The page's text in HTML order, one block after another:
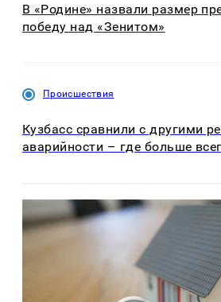
В «Родине» назвали размер
победу над «Зенитом»
Происшествия
Кузбасс сравнили с другими
аварийности – где больше